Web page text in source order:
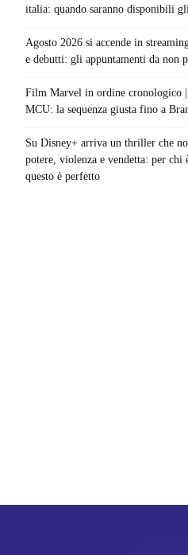
italia: quando saranno disponibili
Agosto 2026 si accende in
e debutti: gli appuntamenti da non
Film Marvel in ordine cronologico
MCU: la sequenza giusta fino a
Su Disney+ arriva un thriller che
potere, violenza e vendetta: per chi
questo è perfetto